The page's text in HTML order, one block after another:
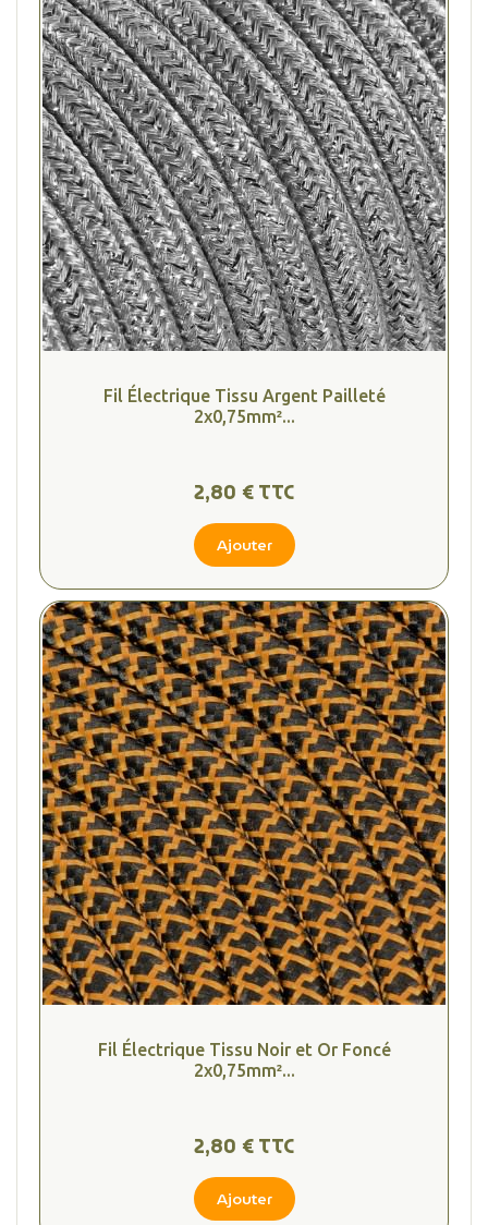
Fil Électrique Tissu Argent Pailleté
2x0,75mm²...
2,80 € TTC
Ajouter
Fil Électrique Tissu Noir et Or Foncé
2x0,75mm²...
2,80 € TTC
Ajouter